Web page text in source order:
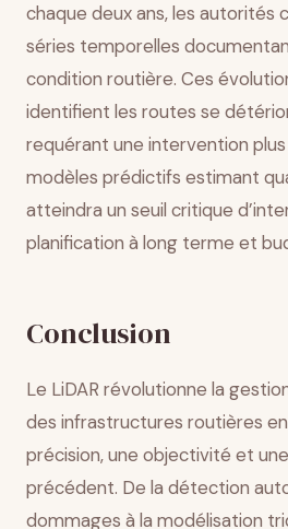
chaque deux ans, les autorités
séries temporelles
condition routière. Ces
identifient les routes se
requérant une intervention
modèles prédictifs estimant
atteindra un seuil critique
planification à long terme et
Conclusion
Le LiDAR révolutionne la
des infrastructures routières
précision, une objectivité et
précédent. De la détection
dommages à la modélisation